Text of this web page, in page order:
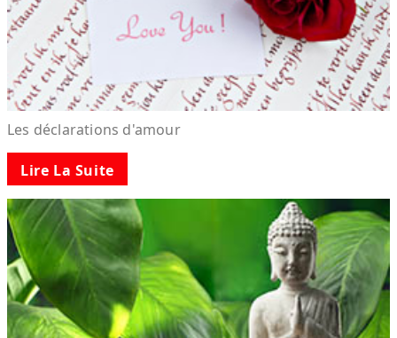
Les déclarations d'amour
Lire La Suite